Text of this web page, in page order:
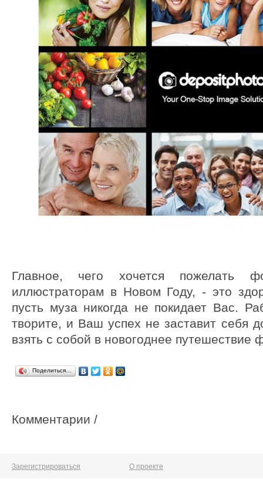
Главное, чего хочется пожелать
иллюстраторам в Новом Году, - это
пусть муза никогда не покидает Вас.
творите, и Ваш успех не заставит себя
взять с собой в новогоднее путешествие
Поделиться…
Комментарии /
Зарегистрироваться О проекте